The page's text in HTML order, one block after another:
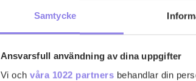
Samtycke
Ansvarsfull användning av dina uppgifter
Vi och våra 1022 partners behandlar din